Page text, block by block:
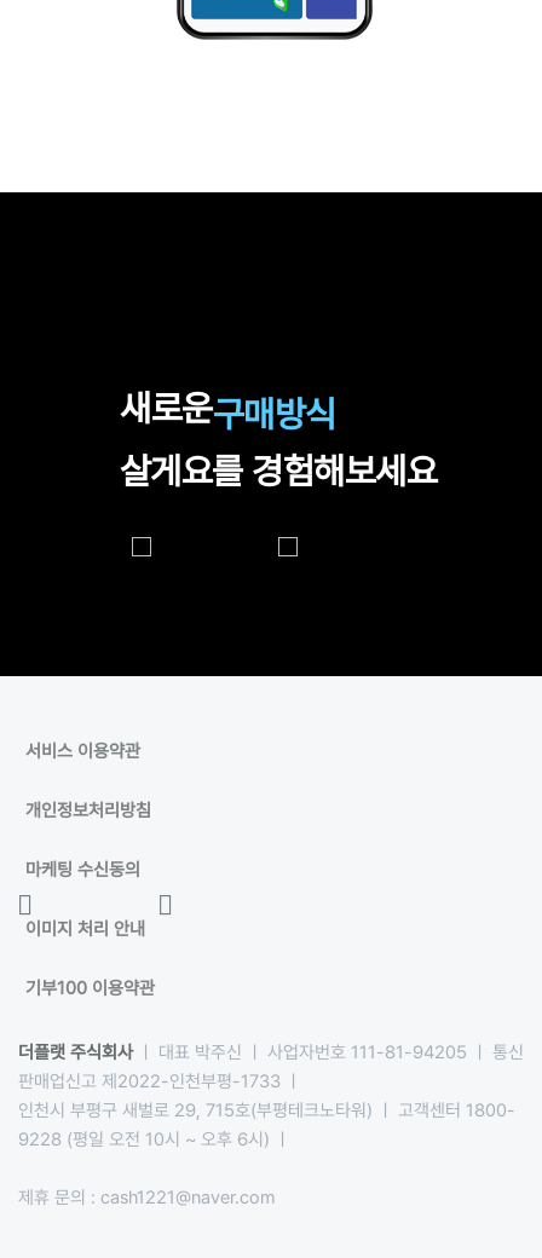
새로운구매방식
살게요를 경험해보세요
서비스 이용약관
개인정보처리방침
마케팅 수신동의
이미지 처리 안내
기부100 이용약관
더플랫 주식회사ㅣ 대표 박주신 ㅣ 사업자번호 111-81-94205 ㅣ 통신
판매업신고 제2022-인천부평-1733 ㅣ
인천시 부평구 새벌로 29, 715호(부평테크노타워) ㅣ 고객센터 1800-
9228 (평일 오전 10시 ~ 오후 6시) ㅣ
제휴 문의 : cash1221@naver.com